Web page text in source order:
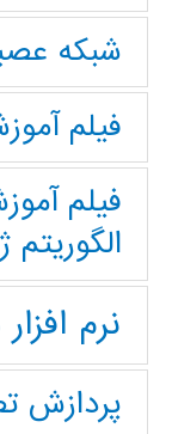
شبکه
فیلم
فیلم
الگوریتم
نرم
پردازش